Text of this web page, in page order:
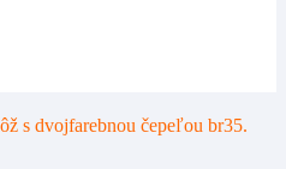
s dvojfarebnou čepeľou br35.